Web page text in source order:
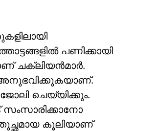
പണിക്കായി
ചക്ലിയന്‍മാര്‍.
അനുഭവിക്കുകയാണ്.
ചെയ്യിക്കും.
കൂലിയാണ്